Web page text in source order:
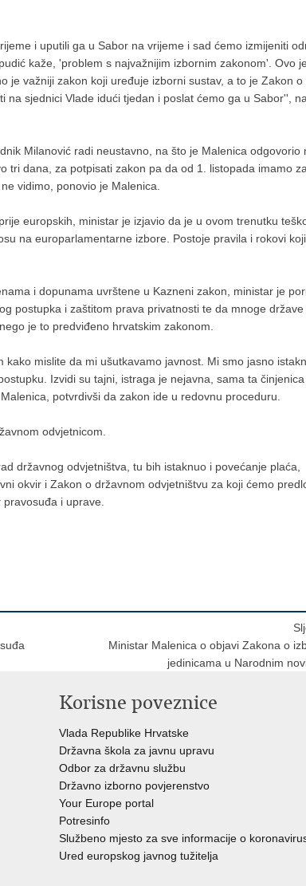
i uputili ga u Sabor na vrijeme i sad ćemo izmijeniti
kaže, 'problem s najvažnijim izbornim zakonom'. Ovo je,
je važniji zakon koji uređuje izborni sustav, a to je Zakon o
na sjednici Vlade idući tjedan i poslat ćemo ga u Sabor'',
Milanović radi neustavno, na što je Malenica odgovorio
tri dana, za potpisati zakon pa da od 1. listopada imamo
vidimo, ponovio je Malenica.
europskih, ministar je izjavio da je u ovom trenutku
na europarlamentarne izbore. Postoje pravila i rokovi
i dopunama uvrštene u Kazneni zakon, ministar je
postupka i zaštitom prava privatnosti te da mnoge države
je to predviđeno hrvatskim zakonom.
mislite da mi ušutkavamo javnost. Mi smo jasno
Izvidi su tajni, istraga je nejavna, sama ta
potvrdivši da zakon ide u redovnu proceduru.
odvjetnicom.
državnog odvjetništva, tu bih istaknuo i povećanje plaća,
okvir i Zakon o državnom odvjetništvu za koji ćemo
i uprave.
Ministar Malenica o objavi Zakona o
jedinicama u Narodnim
Korisne poveznice
Vlada Republike Hrvatske
Državna škola za javnu upravu
Odbor za državnu službu
Državno izborno povjerenstvo
Your Europe portal
Potresinfo
Službeno mjesto za sve informacije o
Ured europskog javnog tužitelja